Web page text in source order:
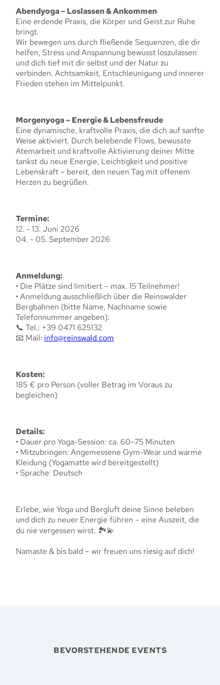
Abendyoga – Loslassen & Ankommen
Eine erdende Praxis, die Körper und Geist zur Ruhe
bringt.
Wir bewegen uns durch fließende Sequenzen, die dir
helfen, Stress und Anspannung bewusst loszulassen
und dich tief mit dir selbst und der Natur zu
verbinden. Achtsamkeit, Entschleunigung und innerer
Frieden stehen im Mittelpunkt.
Morgenyoga – Energie & Lebensfreude
Eine dynamische, kraftvolle Praxis, die dich auf sanfte
Weise aktiviert. Durch belebende Flows, bewusste
Atemarbeit und kraftvolle Aktivierung deiner Mitte
tankst du neue Energie, Leichtigkeit und positive
Lebenskraft – bereit, den neuen Tag mit offenem
Herzen zu begrüßen.
Termine:
12. - 13. Juni 2026
04. - 05. September 2026
Anmeldung:
• Die Plätze sind limitiert – max. 15 Teilnehmer!
• Anmeldung ausschließlich über die Reinswalder
Bergbahnen (bitte Name, Nachname sowie
Telefonnummer angeben):
📞 Tel.: +39 0471 625132
📧 Mail: info@reinswald.com
Kosten:
185 € pro Person (voller Betrag im Voraus zu
begleichen)
Details:
• Dauer pro Yoga-Session: ca. 60–75 Minuten
• Mitzubringen: Angemessene Gym-Wear und warme
Kleidung (Yogamatte wird bereitgestellt)
• Sprache: Deutsch
Erlebe, wie Yoga und Bergluft deine Sinne beleben
und dich zu neuer Energie führen – eine Auszeit, die
du nie vergessen wirst. 🏞️💫
Namaste & bis bald – wir freuen uns riesig auf dich!
BEVORSTEHENDE EVENTS